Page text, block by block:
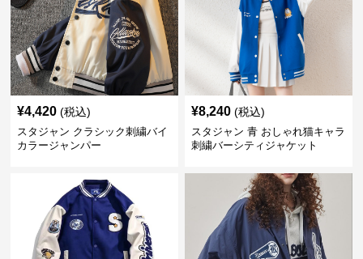
¥4,420 (税込)
スタジャン クラシック刺繍バイ
カラージャンパー
¥8,240 (税込)
スタジャン 青 おしゃれ猫キャラ
刺繍バーシティジャケット